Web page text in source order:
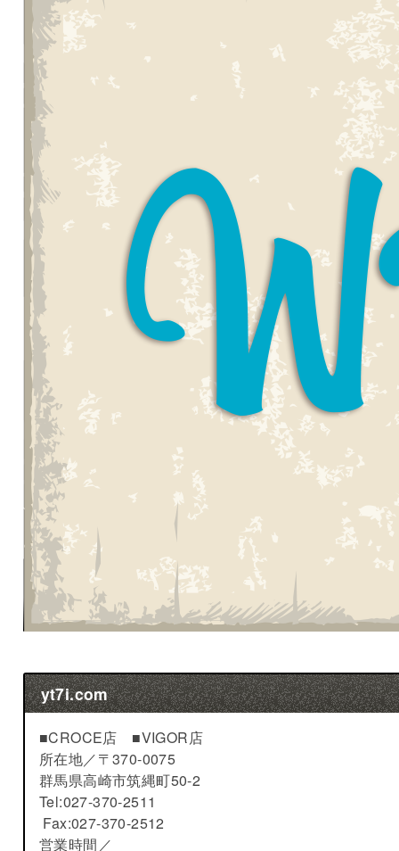
yt7i.com
■CROCE店 ■VIGOR店
所在地／〒370-0075
群馬県高崎市筑縄町50-2
Tel:027-370-2511
Fax:027-370-2512
営業時間／